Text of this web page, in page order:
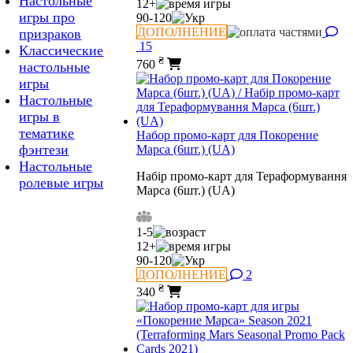
игры про
призраков
Классические
настольные
игры
Настольные
игры в
тематике
фэнтези
Настольные
ролевые игры
12+
90-120
ДОПОЛНЕНИЕ
15
760 ₴
Набор промо-карт для Покорение
Марса (6шт.) (UA)
Набір промо-карт для Тераформування
Марса (6шт.) (UA)
1-5
12+
90-120
ДОПОЛНЕНИЕ
2
340 ₴